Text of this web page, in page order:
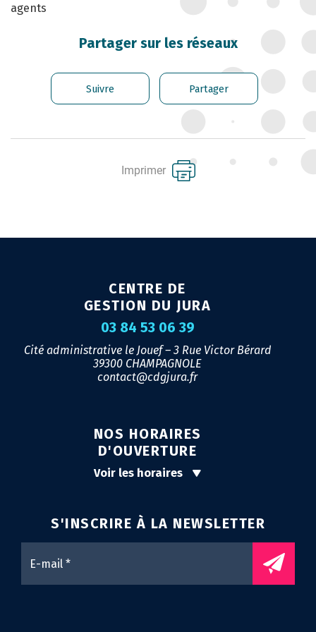
CONTRACTUELS
EMPLOI TERRITORIAL
SANTÉ ET PRÉVENTION DES
MISSION ARCHIVAGE
CONTACT
agents
Partager sur les réseaux
Suivre Partager
Imprimer
CENTRE DE
GESTION DU JURA
03 84 53 06 39
Cité administrative le Jouef – 3 Rue Victor Bérard
39300 CHAMPAGNOLE
contact@cdgjura.fr
NOS HORAIRES
D'OUVERTURE
Voir les horaires
S'INSCRIRE À LA NEWSLETTER